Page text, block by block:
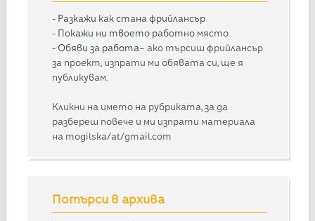
- Разкажи как стана фрийлансър
- Покажи ни твоето работно място
- Обяви за работа– ако търсиш фрийлансър
за проект, изпрати ми обявата си, ще я
публикувам.
Кликни на името на рубриката, за да
разбереш повече и ми изпрати материала
на mogilska/at/gmail.com
Потърси в архива